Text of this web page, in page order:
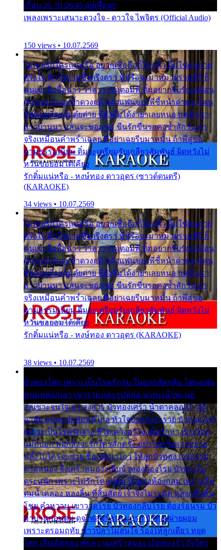
เถื่อน 26. 01:26:45 อยู่เพื่อลูก
เพลงเพราะเสนาะดวงใจ - ดาวใจ ไพจิตร (Official Audio)
150 views • 10.07.2569
ไม่เคยรักใครแน่หรือ อยากเชื่อถือก็ไม่กล้า ติ๋มใช่คนสวย
ตรึงใจ ติ๋มใช่งามซึ้งตรึงตรา พี่หรือจะมาหมายร่วมชีวี ก็
คนเขาลืออื้อฉาว ว่าสาวๆรุมตอมพี่ ติ๋มอยากรับรักเหมือน
กัน แต่หวั่นจะช้ำดวงฤดี กลัวแฟนของพี่ชี้หน้าด่าทอ ก็คน
ชื่อต๋อยต้อยตุ้มตุ๋ยต่าย พี่ยังลืมได้ง่ายๆเลยหนอ แค่ตัวเรา
สาวบ้านนา แสนจะซอมซ่อ ขืนรักขืนรอคงช้ำสักวัน ถ้า
จริงเหมือนคำพร่ำเฉลย พี่อย่าเฉยรีบมาหมั้น ถ้าพี่สู่ขอ
ตามธรรมเนียม ติ๋มจะเตรียมรับเกลียวสัมพันธ์ ผิดหวังไม่
หวั่นขอยอมได้เคียง
รักติ๋มแน่หรือ - หงษ์ทอง ดาวอุดร (ซาวด์ดนตรี)
(KARAOKE)
34 views • 10.07.2569
ไม่เคยรักใครแน่หรือ อยากเชื่อถือก็ไม่กล้า ติ๋มใช่คนสวย
ตรึงใจ ติ๋มใช่งามซึ้งตรึงตรา พี่หรือจะมาหมายร่วมชีวี ก็
คนเขาลืออื้อฉาว ว่าสาวๆรุมตอมพี่ ติ๋มอยากรับรักเหมือน
กัน แต่หวั่นจะช้ำดวงฤดี กลัวแฟนของพี่ชี้หน้าด่าทอ ก็คน
ชื่อต๋อยต้อยตุ้มตุ๋ยต่าย พี่ยังลืมได้ง่ายๆเลยหนอ แค่ตัวเรา
สาวบ้านนา แสนจะซอมซ่อ ขืนรักขืนรอคงช้ำสักวัน ถ้า
จริงเหมือนคำพร่ำเฉลย พี่อย่าเฉยรีบมาหมั้น ถ้าพี่สู่ขอ
ตามธรรมเนียม ติ๋มจะเตรียมรับเกลียวสัมพันธ์ ผิดหวังไม่
หวั่นขอยอมได้เคียง
รักติ๋มแน่หรือ - หงษ์ทอง ดาวอุดร (KARAOKE)
38 views • 10.07.2569
บัวทองโศก เพราะเป็นโรครักรุม ในอกกลัดกลุ้ม โดนแฟน
หนุ่มหลอกเอา เขารวย และรูปหล่อ มาพะเน้าพะนอ
ออเซาะจนใจเบา สงสาร บัวทองเศร้า น้ำตาคลอเบ้า เฝ้า
อาลัย หนุ่มรูปหล่อหนีไกล หัวใจบัวทองระรวย บัวทองโศก
เพราะเป็นโรครักจาง ชีวิตเคว้งคว้าง เมื่อรักห่างร้างไกล
แม่ก็บอก พ่อก็สั่งจะรักใครสักครั้ง อย่าไปหวังความรวย
พลั้งไปใครจะช่วย ซื้อเปลมาไกว ให้ลูกบัวทอง เวรกรรม
ตามสนอง จึงเศร้าหมอง กลีบบัวทองต้องโรย บัวทองไม่
ตระหนัก เพราะไม่รักโคลนตม บัวทองท้องกลม เพราะลืม
ตมน้ำคลอง หลงลิ้น ที่สิ้นสัตย์ เจ้าจึงไม่ระมัด หลงกลิ่นลิ้น
โชย คำหวาน เขาวาดโรย บัวทองกลีบโรย ต้องร้อนรุม บัว
มาบานก่อนตูม ดุจไฟสุมร้อนรุมอุรา บัวทองผ่ายผอม
เพราะตรอมฤทัย ข้าวปลาไม่สนใจ ร้องไห้ลูกเดียว หยุด
โศก เสียเถิดทอง พักความเศร้าหมอง เถิดทองจ๋า ถึงใคร